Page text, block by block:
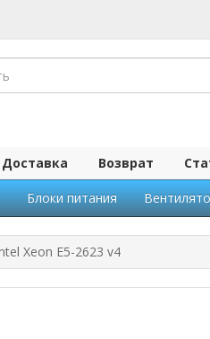
Доставка Возврат
Блоки питания
Xeon E5-2623 v4